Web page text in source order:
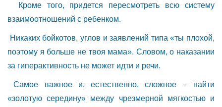
Кроме того, придется пересмотреть всю систему
взаимоотношений с ребенком.
Никаких бойкотов, углов и заявлений типа «ты плохой,
поэтому я больше не твоя мама». Словом, о наказании
за гиперактивность не может идти и речи.
Самое важное и, естественно, сложное – найти
«золотую середину» между чрезмерной мягкостью и